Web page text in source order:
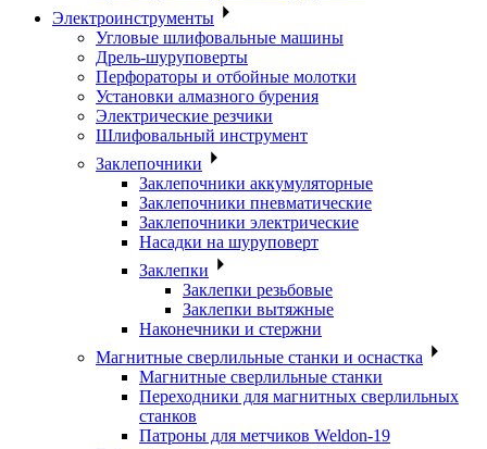
Электроинструменты
Угловые шлифовальные машины
Дрель-шуруповерты
Перфораторы и отбойные молотки
Установки алмазного бурения
Электрические резчики
Шлифовальный инструмент
Заклепочники
Заклепочники аккумуляторные
Заклепочники пневматические
Заклепочники электрические
Насадки на шуруповерт
Заклепки
Заклепки резьбовые
Заклепки вытяжные
Наконечники и стержни
Магнитные сверлильные станки и оснастка
Магнитные сверлильные станки
Переходники для магнитных сверлильных
станков
Патроны для метчиков Weldon-19